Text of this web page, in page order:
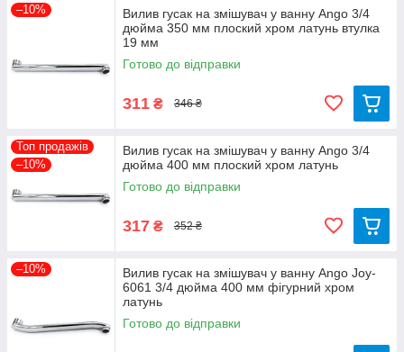
–10%
Вилив гусак на змішувач у ванну Ango 3/4
дюйма 350 мм плоский хром латунь втулка
19 мм
Готово до відправки
311 ₴ 346 ₴
Топ продажів
–10%
Вилив гусак на змішувач у ванну Ango 3/4
дюйма 400 мм плоский хром латунь
Готово до відправки
317 ₴ 352 ₴
–10%
Вилив гусак на змішувач у ванну Ango Joy-
6061 3/4 дюйма 400 мм фігурний хром
латунь
Готово до відправки